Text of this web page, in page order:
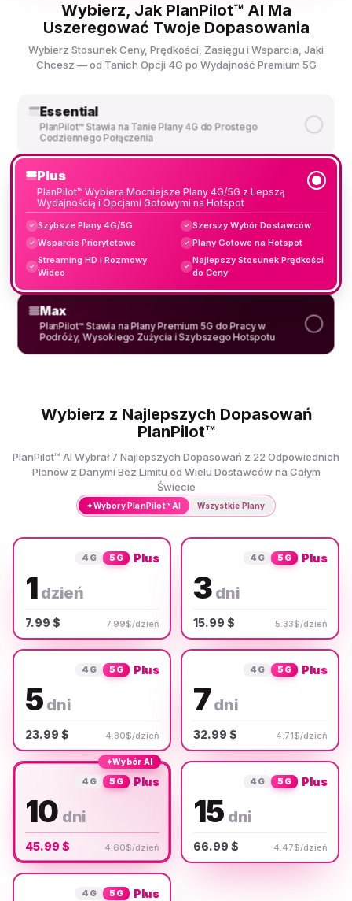
Wybierz, Jak PlanPilot™ AI Ma
Uszeregować Twoje Dopasowania
Wybierz Stosunek Ceny, Prędkości, Zasięgu i Wsparcia, Jaki
Chcesz — od Tanich Opcji 4G po Wydajność Premium 5G
Essential
PlanPilot™ Stawia na Tanie Plany 4G do Prostego
Codziennego Połączenia
Plus
PlanPilot™ Wybiera Mocniejsze Plany 4G/5G z Lepszą
Wydajnością i Opcjami Gotowymi na Hotspot
✓ Szybsze Plany 4G/5G ✓ Szerszy Wybór Dostawców
✓ Wsparcie Priorytetowe ✓ Plany Gotowe na Hotspot
✓
Streaming HD i Rozmowy
Wideo
✓
Najlepszy Stosunek Prędkości
do Ceny
Max
PlanPilot™ Stawia na Plany Premium 5G do Pracy w
Podróży, Wysokiego Zużycia i Szybszego Hotspotu
Wybierz z Najlepszych Dopasowań
PlanPilot™
PlanPilot™ AI Wybrał 7 Najlepszych Dopasowań z 22 Odpowiednich
Planów z Danymi Bez Limitu od Wielu Dostawców na Całym
Świecie
✦Wybory PlanPilot™ AI Wszystkie Plany
4G 5G Plus
1 dzień
7.99 $ 7.99$/dzień
4G 5G Plus
3 dni
15.99 $ 5.33$/dzień
4G 5G Plus
5 dni
23.99 $ 4.80$/dzień
4G 5G Plus
7 dni
32.99 $ 4.71$/dzień
✦Wybór AI
4G 5G Plus
10 dni
45.99 $ 4.60$/dzień
4G 5G Plus
15 dni
66.99 $ 4.47$/dzień
4G 5G Plus